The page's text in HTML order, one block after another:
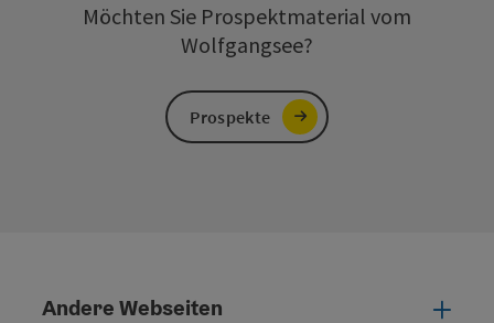
Möchten Sie Prospektmaterial vom
Wolfgangsee?
Prospekte
Andere Webseiten